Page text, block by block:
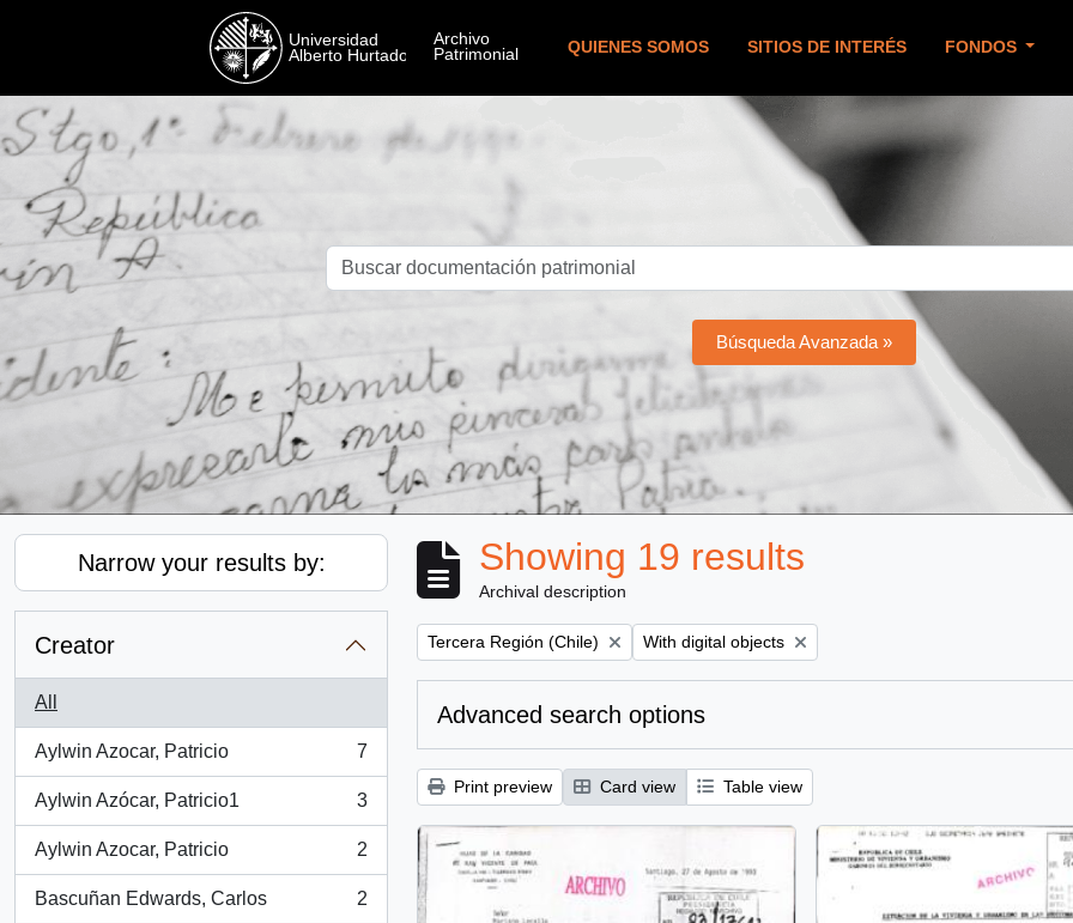
QUIENES SOMOS SITIOS DE INTERÉS FONDOS
Búsqueda Avanzada »
Narrow your results by:
Creator
All
Aylwin Azocar, Patricio
, 7 results
7
Aylwin Azócar, Patricio1
, 3 results
3
Aylwin Azocar, Patricio
, 2 results
2
Bascuñan Edwards, Carlos
, 2 results
2
Showing 19 results
Archival description
Remove filter:
Tercera Región (Chile) Remove filter:
With digital objects
Advanced search options
Print preview Card view Table view